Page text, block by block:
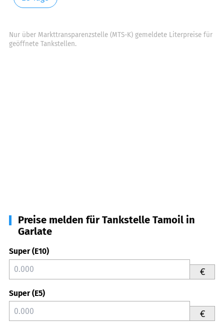
Nur über Markttransparenzstelle (MTS-K) gemeldete Literpreise für
geöffnete Tankstellen.
Preise melden für Tankstelle Tamoil in
Garlate
Super (E10)
€
Super (E5)
€